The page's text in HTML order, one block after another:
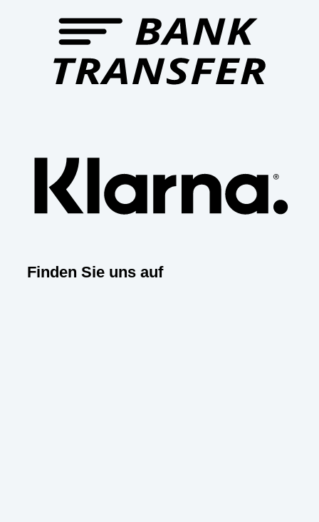
Finden Sie uns auf